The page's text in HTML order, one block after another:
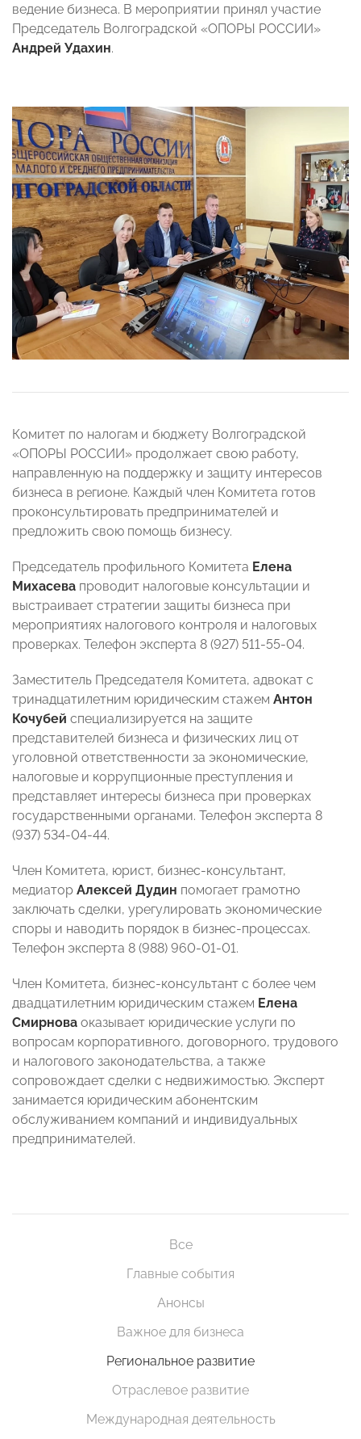
ведение бизнеса. В мероприятии принял участие
Председатель Волгоградской «ОПОРЫ РОССИИ»
Андрей Удахин.
Комитет по налогам и бюджету Волгоградской
«ОПОРЫ РОССИИ» продолжает свою работу,
направленную на поддержку и защиту интересов
бизнеса в регионе. Каждый член Комитета готов
проконсультировать предпринимателей и
предложить свою помощь бизнесу.
Председатель профильного Комитета Елена
Михасева проводит налоговые консультации и
выстраивает стратегии защиты бизнеса при
мероприятиях налогового контроля и налоговых
проверках. Телефон эксперта 8 (927) 511-55-04.
Заместитель Председателя Комитета, адвокат с
тринадцатилетним юридическим стажем Антон
Кочубей специализируется на защите
представителей бизнеса и физических лиц от
уголовной ответственности за экономические,
налоговые и коррупционные преступления и
представляет интересы бизнеса при проверках
государственными органами. Телефон эксперта 8
(937) 534-04-44.
Член Комитета, юрист, бизнес-консультант,
медиатор Алексей Дудин помогает грамотно
заключать сделки, урегулировать экономические
споры и наводить порядок в бизнес-процессах.
Телефон эксперта 8 (988) 960-01-01.
Член Комитета, бизнес-консультант с более чем
двадцатилетним юридическим стажем Елена
Смирнова оказывает юридические услуги по
вопросам корпоративного, договорного, трудового
и налогового законодательства, а также
сопровождает сделки с недвижимостью. Эксперт
занимается юридическим абонентским
обслуживанием компаний и индивидуальных
предпринимателей.
Все
Главные события
Анонсы
Важное для бизнеса
Региональное развитие
Отраслевое развитие
Международная деятельность